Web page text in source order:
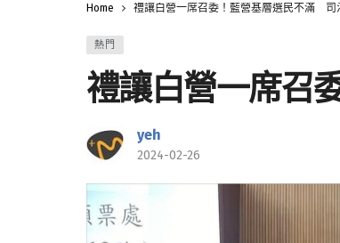
Home 禮讓白營一席召委！藍營基層選民不滿 司
熱門
禮讓白營一席召
yeh
2024-02-26